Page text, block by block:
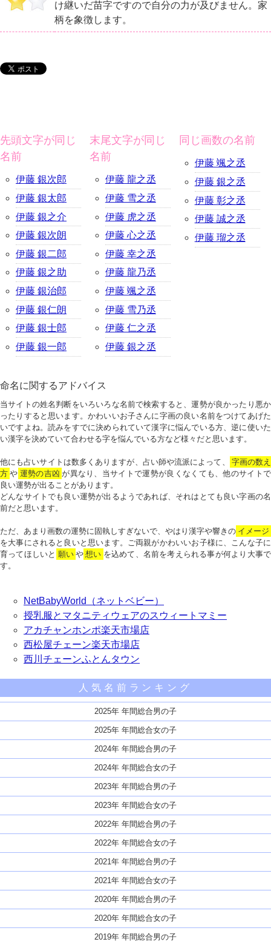
け継いだ苗字ですので自分の力が及びません。家
柄を象徴します。
先頭文字が同じ
名前
伊藤 銀次郎
伊藤 銀太郎
伊藤 銀之介
伊藤 銀次朗
伊藤 銀二郎
伊藤 銀之助
伊藤 銀治郎
伊藤 銀仁朗
伊藤 銀士郎
伊藤 銀一郎
末尾文字が同じ
名前
伊藤 龍之丞
伊藤 雪之丞
伊藤 虎之丞
伊藤 心之丞
伊藤 幸之丞
伊藤 龍乃丞
伊藤 颯之丞
伊藤 雪乃丞
伊藤 仁之丞
伊藤 銀之丞
同じ画数の名前
伊藤 颯之丞
伊藤 銀之丞
伊藤 彰之丞
伊藤 誠之丞
伊藤 瑠之丞
命名に関するアドバイス
当サイトの姓名判断をいろいろな名前で検索すると、運勢が良かったり悪か
ったりすると思います。かわいいお子さんに字画の良い名前をつけてあげた
いですよね。読みをすでに決められていて漢字に悩んでいる方、逆に使いた
い漢字を決めていて合わせる字を悩んでいる方など様々だと思います。
他にも占いサイトは数多くありますが、占い師や流派によって、
字画の数え
方 や 運勢の吉凶 が異なり、当サイトで運勢が良くなくても、他のサイトで
良い運勢が出ることがあります。
どんなサイトでも良い運勢が出るようであれば、それはとても良い字画の名
前だと思います。
ただ、あまり画数の運勢に固執しすぎないで、やはり漢字や響きの イメージ
を大事にされると良いと思います。ご両親がかわいいお子様に、こんな子に
育ってほしいと 願い や 想い を込めて、名前を考えられる事が何より大事で
す。
NetBabyWorld（ネットベビー）
授乳服とマタニティウェアのスウィートマミー
アカチャンホンポ楽天市場店
西松屋チェーン楽天市場店
西川チェーンふとんタウン
人気名前ランキング
2025年 年間総合男の子
2025年 年間総合女の子
2024年 年間総合男の子
2024年 年間総合女の子
2023年 年間総合男の子
2023年 年間総合女の子
2022年 年間総合男の子
2022年 年間総合女の子
2021年 年間総合男の子
2021年 年間総合女の子
2020年 年間総合男の子
2020年 年間総合女の子
2019年 年間総合男の子